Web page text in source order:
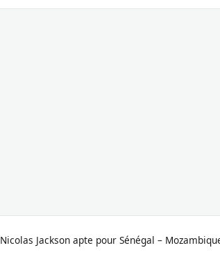
Nicolas Jackson apte pour Sénégal –